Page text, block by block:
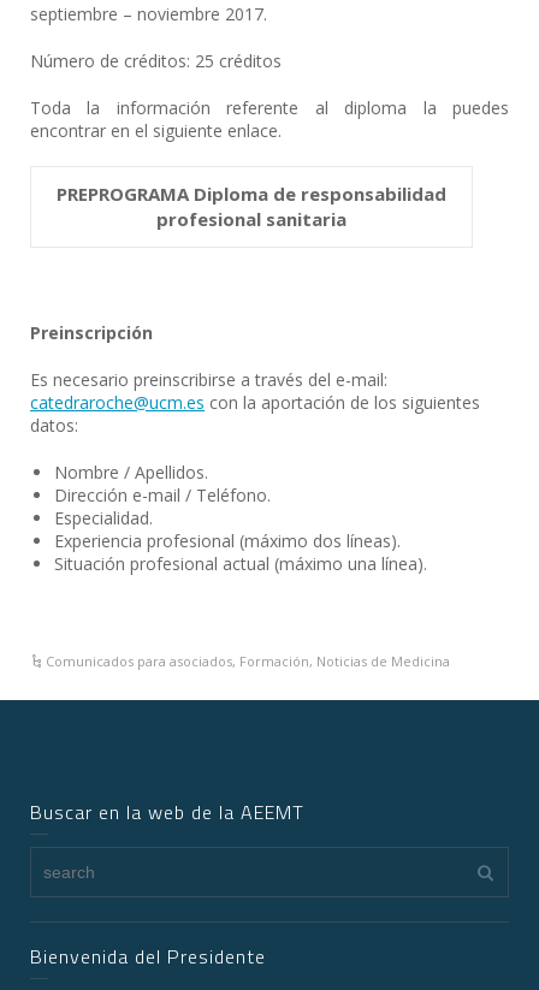
septiembre – noviembre 2017.
Número de créditos: 25 créditos
Toda la información referente al diploma la puedes
encontrar en el siguiente enlace.
PREPROGRAMA Diploma de responsabilidad
profesional sanitaria
Preinscripción
Es necesario preinscribirse a través del e-mail:
catedraroche@ucm.es con la aportación de los siguientes
datos:
Nombre / Apellidos.
Dirección e-mail / Teléfono.
Especialidad.
Experiencia profesional (máximo dos líneas).
Situación profesional actual (máximo una línea).
Comunicados para asociados, Formación, Noticias de Medicina
Buscar en la web de la AEEMT
Bienvenida del Presidente